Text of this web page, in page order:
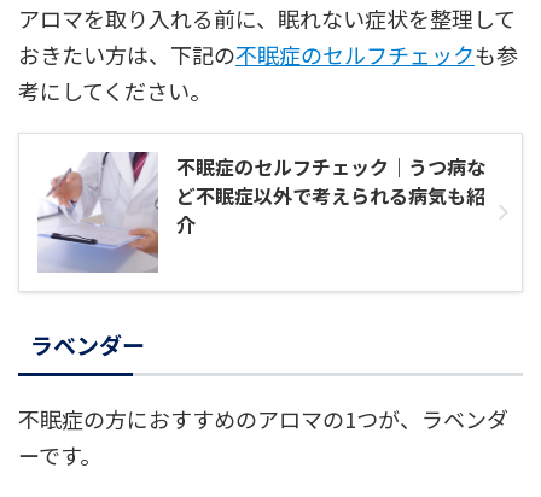
アロマを取り入れる前に、眠れない症状を整理して
おきたい方は、下記の不眠症のセルフチェックも参
考にしてください。
不眠症のセルフチェック｜うつ病な
ど不眠症以外で考えられる病気も紹
介
ラベンダー
不眠症の方におすすめのアロマの1つが、ラベンダ
ーです。